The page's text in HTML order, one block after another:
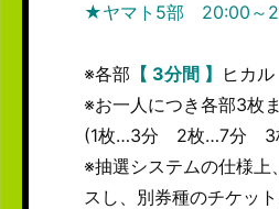
★ヤマト5部 20:00～
※各部 【 3分間 】
ヒカ
※お一人につき各部3枚
(1枚…3分 2枚…7分 3
※抽選システムの仕様上
スし、別券種のチケッ